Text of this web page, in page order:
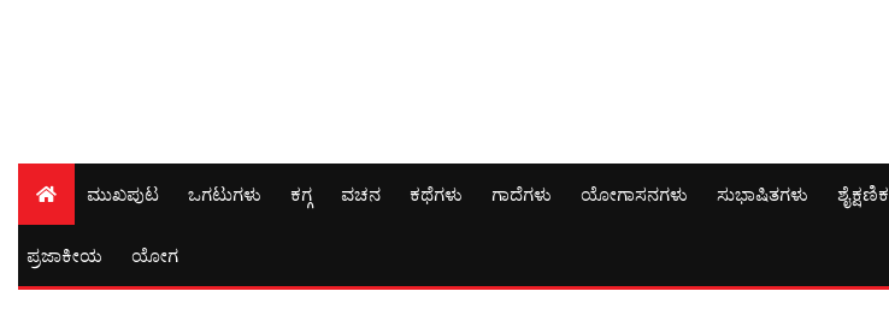
ಮುಖಪುಟ ಒಗಟುಗಳು ಕಗ್ಗ ವಚನ ಕಥೆಗಳು ಗಾದೆಗಳು ಯೋಗಾಸನಗಳು ಸುಭಾಷಿತಗಳು ಶೈಕ್ಷಣಿಕ
ಪ್ರಜಾಕೀಯ ಯೋಗ